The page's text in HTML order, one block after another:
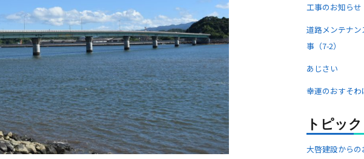
工事のお知らせ
道路メンテナ
事（7-2）
あじさい
幸運のおすそわ
トピック
大啓建設からの